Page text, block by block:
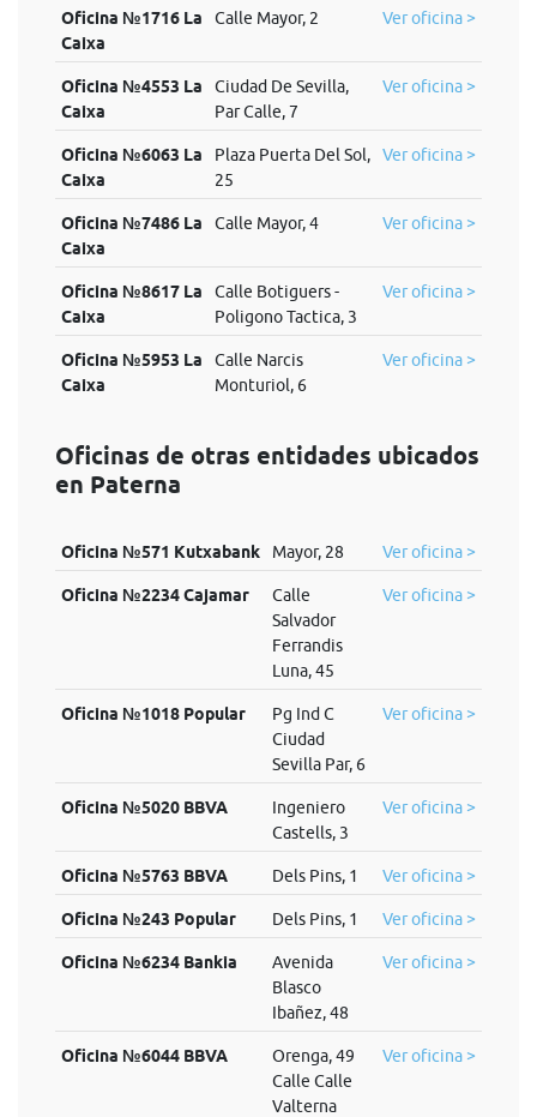
Oficina №1716 La
Caixa
Calle Mayor, 2 Ver oficina >
Oficina №4553 La
Caixa
Ciudad De Sevilla,
Par Calle, 7
Ver oficina >
Oficina №6063 La
Caixa
Plaza Puerta Del Sol,
25
Ver oficina >
Oficina №7486 La
Caixa
Calle Mayor, 4 Ver oficina >
Oficina №8617 La
Caixa
Calle Botiguers -
Poligono Tactica, 3
Ver oficina >
Oficina №5953 La
Caixa
Calle Narcis
Monturiol, 6
Ver oficina >
Oficinas de otras entidades ubicados
en Paterna
Oficina №571 Kutxabank Mayor, 28 Ver oficina >
Oficina №2234 Cajamar
Calle
Salvador
Ferrandis
Luna, 45
Ver oficina >
Oficina №1018 Popular
Pg Ind C
Ciudad
Sevilla Par, 6
Ver oficina >
Oficina №5020 BBVA
Ingeniero
Castells, 3
Ver oficina >
Oficina №5763 BBVA Dels Pins, 1 Ver oficina >
Oficina №243 Popular Dels Pins, 1 Ver oficina >
Oficina №6234 Bankia
Avenida
Blasco
Ibañez, 48
Ver oficina >
Oficina №6044 BBVA
Orenga, 49
Calle Calle
Valterna
Ver oficina >